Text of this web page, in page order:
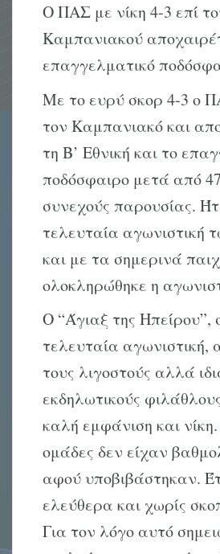
Ο ΠΑΣ με νίκη 4-3 επί
Καμπανιακού
επαγγελματικό
Με το ευρύ σκορ 4-3 ο
τον Καμπανιακό και
τη Β’ Εθνική και το
ποδόσφαιρο μετά από
συνεχούς παρουσίας.
τελευταία αγωνιστική
και με τα σημερινά
ολοκληρώθηκε η
Ο “Άγιαξ της Ηπείρου”,
τελευταία αγωνιστική,
τους λιγοστούς αλλά
εκδηλωτικούς
καλή εμφάνιση και
ομάδες δεν είχαν
αφού υποβιβάστηκαν.
ελεύθερα και χωρίς
Για τον λόγο αυτό